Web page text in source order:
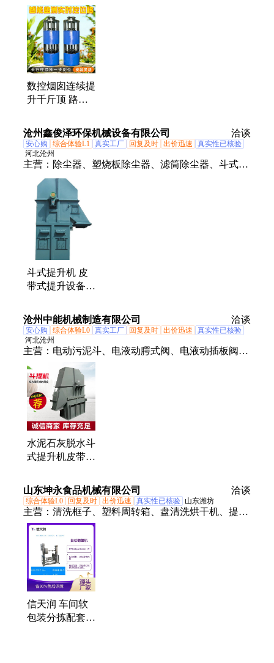
机、顶管机、焊网机、玻璃吸盘、制氮机、电磁吸
盘、激光切割机、锚索切割机、液压扳手、破桩机、
渣浆泵、护栏清洗机、劈裂棒、板换夹紧器、抛光
机、电动叉车、铣挖机、打桩机、生物质燃烧机、激
光除锈机、热熔划线机、柴油泵车、绿篱修剪机
数控烟囱连续提
升千斤顶 路桥
桥梁转体同步提
升系统
沧州鑫俊泽环保机械设备有限公司 洽谈
安心购 综合体验L1 真实工厂 回复及时 出价迅速
真实性已核验
河北沧州
主营： 除尘器、塑烧板除尘器、滤筒除尘器、斗式提
升机、活性炭吸附箱、催化燃烧、电捕焦油器、螺旋
输送、喷淋塔、气旋混动喷淋塔、粉尘加湿搅拌机、
刮板输送机、油烟净化器、打磨除尘、星型卸料器、
离心风机、除尘布袋、移动伸缩喷漆房、危废暂存
间、脱硫脱硝、生物除臭、水旋柜、旋风沙克龙除尘
器、湿式静电除尘器、木工除尘器
斗式提升机 皮
带式提升设备
鑫俊泽定制
沧州中能机械制造有限公司 洽谈
安心购 综合体验L0 真实工厂 回复及时 出价迅速
真实性已核验
河北沧州
主营： 电动污泥斗、电液动腭式阀、电液动插板阀、
斗式提升机、手动棒条阀、气动储泥斗、电液动平板
闸门、手动插板阀、电动通风蝶阀、粉尘加湿机、重
锤翻板阀、电液动三通分料器、气动换向阀、电液动
扇形阀、卸料器、刮料机、皮带机清扫装置、电动弧
形阀、螺旋输送机、除尘器、布袋、骨架、压力释放
阀、电动百叶阀、侧链卸灰阀
水泥石灰脱水斗
式提升机皮带
机配三通分料器
中能实体
山东坤永食品机械有限公司 洽谈
综合体验L0 回复及时 出价迅速 真实性已核验 山东潍坊
主营： 清洗框子、塑料周转箱、盘清洗烘干机、提升
机、废垃圾箱机器、托盘清洗烘干、大托盘清洗烘干
设备、吸塑盘刷洗机、吸塑盘清洗烘干机、蛋托叠摞
清洗烘干设备、脚踏式洗手消毒槽、饲料挤出成型
机、宠物食品加工生产线、零食切断机、多功能莲藕
切片机、大型绞肉机、调味品滚筒混料机、休闲食品
混料设备、多头肉丸机、肉制品杀菌设备、自动洗筐
机、齿轮式挤出机、真空滚揉机、包装盒清洗设备、
信天润 车间软
包装分拣配套设